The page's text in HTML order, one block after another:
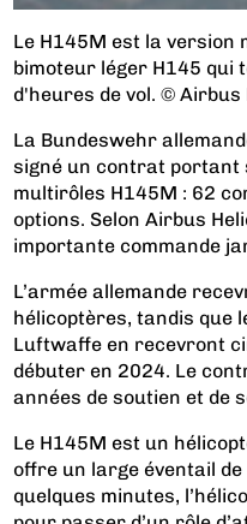
Le H145M est la version
bimoteur léger H145 qui
d'heures de vol. © Airbus
La Bundeswehr
signé un contrat portant
multirôles H145M : 62
options. Selon Airbus
importante commande
L’armée allemande
hélicoptères, tandis que
Luftwaffe en recevront
débuter en 2024. Le
années de soutien et de
Le H145M est un
offre un large éventail
quelques minutes,